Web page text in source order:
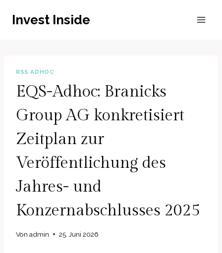
InhaltInvest Inside
RSS ADHOC
EQS-Adhoc: Branicks
Group AG konkretisiert
Zeitplan zur
Veröffentlichung des
Jahres- und
Konzernabschlusses 2025
Von admin 25. Juni 2026